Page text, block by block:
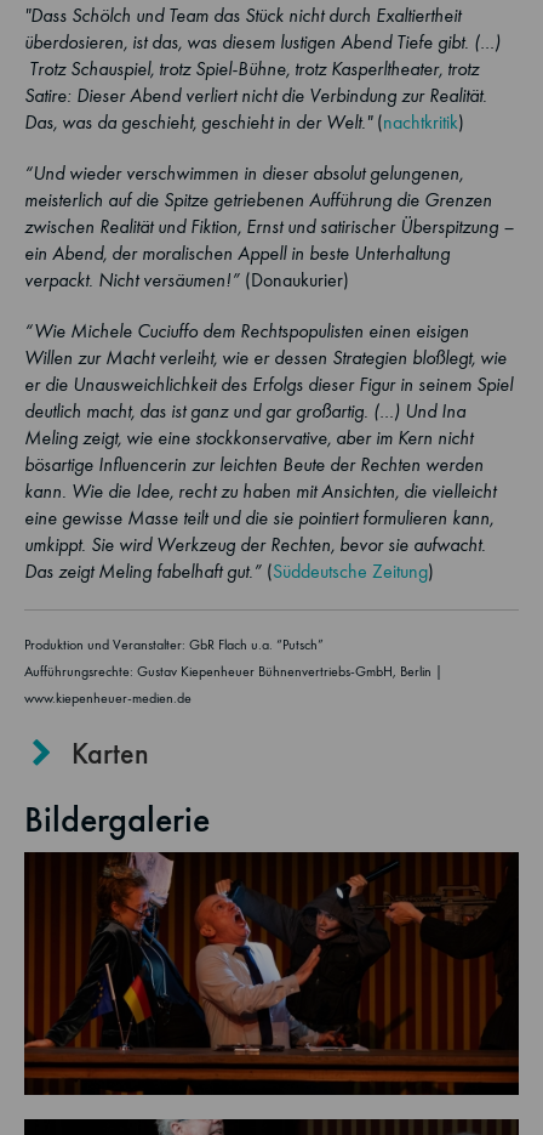
"Dass Schölch und Team das Stück nicht durch Exaltiertheit
überdosieren, ist das, was diesem lustigen Abend Tiefe gibt. (…)
Trotz Schauspiel, trotz Spiel-Bühne, trotz Kasperltheater, trotz
Satire: Dieser Abend verliert nicht die Verbindung zur Realität.
Das, was da geschieht, geschieht in der Welt."(nachtkritik)
“Und wieder verschwimmen in dieser absolut gelungenen,
meisterlich auf die Spitze getriebenen Aufführung die Grenzen
zwischen Realität und Fiktion, Ernst und satirischer Überspitzung –
ein Abend, der moralischen Appell in beste Unterhaltung
verpackt. Nicht versäumen!” (Donaukurier)
“Wie Michele Cuciuffo dem Rechtspopulisten einen eisigen
Willen zur Macht verleiht, wie er dessen Strategien bloßlegt, wie
er die Unausweichlichkeit des Erfolgs dieser Figur in seinem Spiel
deutlich macht, das ist ganz und gar großartig. (…) Und Ina
Meling zeigt, wie eine stockkonservative, aber im Kern nicht
bösartige Inﬂuencerin zur leichten Beute der Rechten werden
kann. Wie die Idee, recht zu haben mit Ansichten, die vielleicht
eine gewisse Masse teilt und die sie pointiert formulieren kann,
umkippt. Sie wird Werkzeug der Rechten, bevor sie aufwacht.
Das zeigt Meling fabelhaft gut.” (Süddeutsche Zeitung)
Produktion und Veranstalter: GbR Flach u.a. “Putsch”
Aufführungsrechte: Gustav Kiepenheuer Bühnenvertriebs-GmbH, Berlin |
www.kiepenheuer-medien.de
Karten
Bildergalerie